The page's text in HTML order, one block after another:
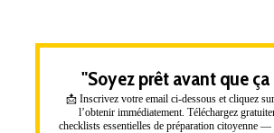
"Soyez prêt avant que ça
📩 Inscrivez votre email ci-dessous et cliquez
l’obtenir immédiatement. Téléchargez
checklists essentielles de préparation citoyenne —